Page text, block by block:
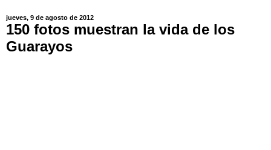
jueves, 9 de agosto de 2012
150 fotos muestran la vida de los
Guarayos